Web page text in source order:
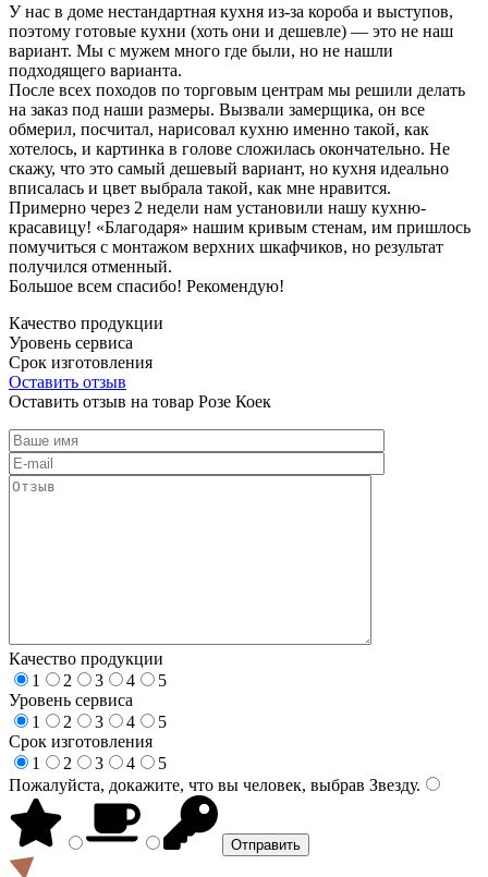
У нас в доме нестандартная кухня из-за короба и выступов,
поэтому готовые кухни (хоть они и дешевле) — это не наш
вариант. Мы с мужем много где были, но не нашли
подходящего варианта.
После всех походов по торговым центрам мы решили делать
на заказ под наши размеры. Вызвали замерщика, он все
обмерил, посчитал, нарисовал кухню именно такой, как
хотелось, и картинка в голове сложилась окончательно. Не
скажу, что это самый дешевый вариант, но кухня идеально
вписалась и цвет выбрала такой, как мне нравится.
Примерно через 2 недели нам установили нашу кухню-
красавицу! «Благодаря» нашим кривым стенам, им пришлось
помучиться с монтажом верхних шкафчиков, но результат
получился отменный.
Большое всем спасибо! Рекомендую!
Качество продукции
Уровень сервиса
Срок изготовления
Оставить отзыв
Оставить отзыв на товар Розе Коек
Качество продукции
1
2 3 4
5
Уровень сервиса
1
2 3 4
5
Срок изготовления
1
2 3 4
5
Пожалуйста, докажите, что вы человек, выбрав Звезду.